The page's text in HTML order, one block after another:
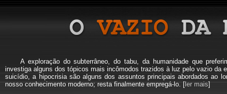
A exploração do subterrâneo, do tabu, da humanidade que
investiga alguns dos tópicos mais incômodos trazidos à luz pelo vazio da
suicídio, a hipocrisia são alguns dos assuntos principais abordados ao
nosso conhecimento moderno; resta finalmente empregá-lo. [ler mais]